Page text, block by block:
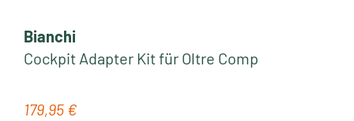
Bianchi
Cockpit Adapter Kit für Oltre Comp
Regulärer Preis:
179,95 €